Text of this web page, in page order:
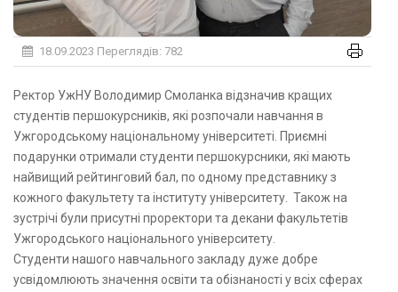
18.09.2023 Переглядів: 782
Ректор УжНУ Володимир Смоланка відзначив кращих
студентів першокурсників, які розпочали навчання в
Ужгородському національному університеті. Приємні
подарунки отримали студенти першокурсники, які мають
найвищий рейтинговий бал, по одному представнику з
кожного факультету та інституту університету. Також на
зустрічі були присутні проректори та декани факультетів
Ужгородського національного університету.
Студенти нашого навчального закладу дуже добре
усвідомлюють значення освіти та обізнаності у всіх сферах